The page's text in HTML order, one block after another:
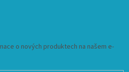
o nových produktech na našem e-